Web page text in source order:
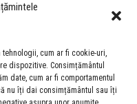
tehnologii, cum ar fi cookie-uri,
dispozitive. Consimțământul
date, cum ar fi comportamentul
nu îți dai consimțământul sau îți
I
s
t
a
Acces, care oferă